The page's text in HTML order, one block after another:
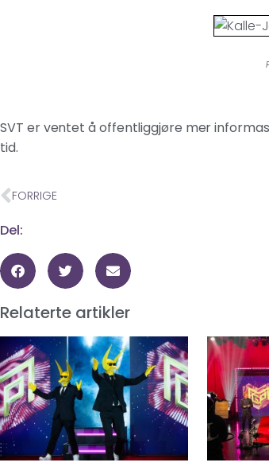
SVT er ventet å offentliggjøre mer
tid.
FORRIGE
Del:
Relaterte artikler